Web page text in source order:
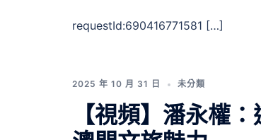
requestId:690416771581 […]
2025 年 10 月 31 日 未分類
【視頻】潘永權